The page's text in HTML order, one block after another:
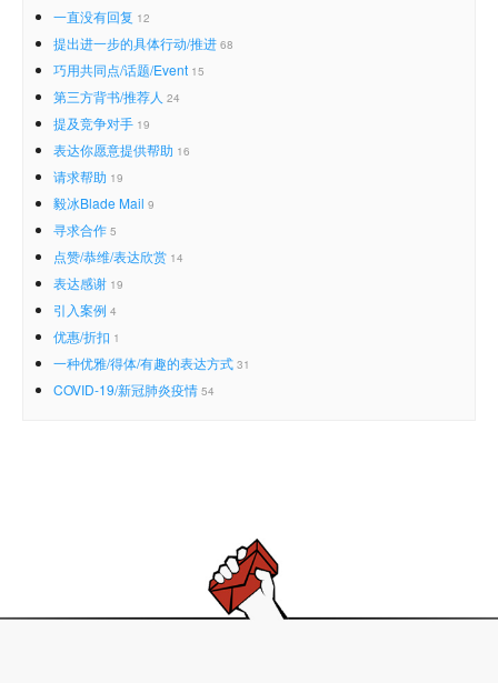
一直没有回复 12
提出进一步的具体行动/推进 68
巧用共同点/话题/Event 15
第三方背书/推荐人 24
提及竞争对手 19
表达你愿意提供帮助 16
请求帮助 19
毅冰Blade Mail 9
寻求合作 5
点赞/恭维/表达欣赏 14
表达感谢 19
引入案例 4
优惠/折扣 1
一种优雅/得体/有趣的表达方式 31
COVID-19/新冠肺炎疫情 54